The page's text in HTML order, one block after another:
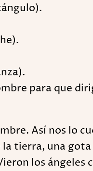
para que
Así nos lo
tierra, una
los